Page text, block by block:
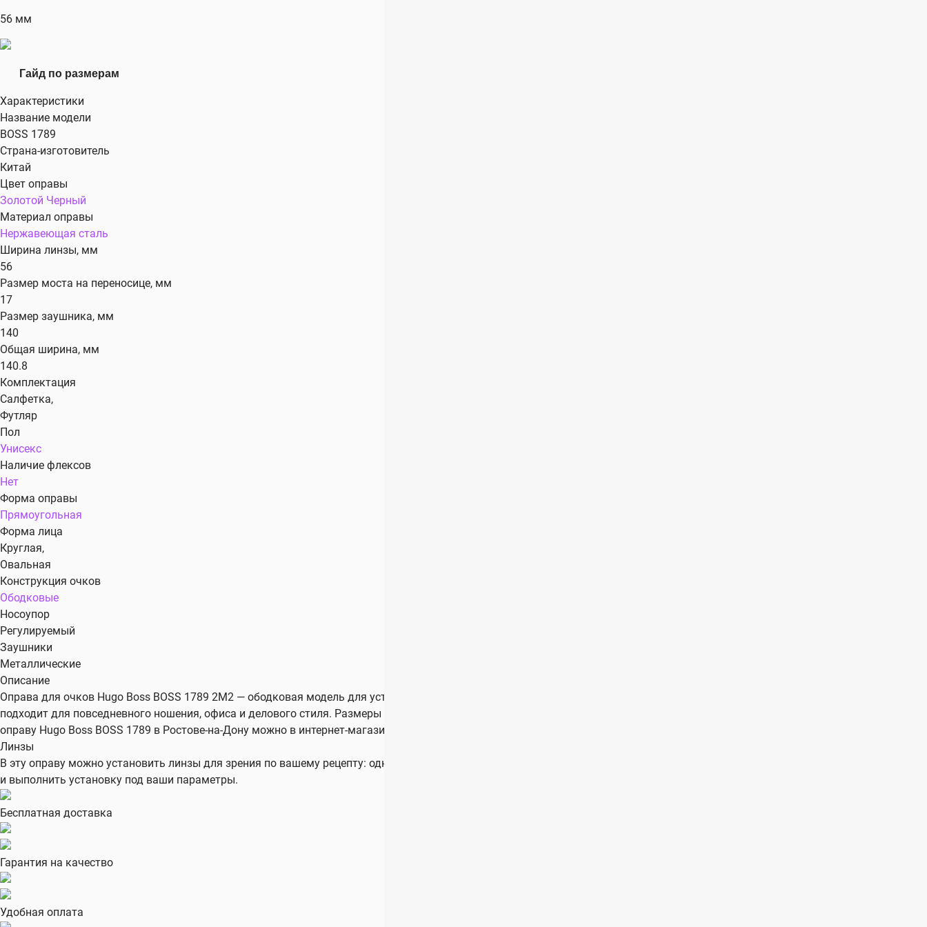
56 мм
Гайд по размерам
Характеристики
Название модели
BOSS 1789
Страна-изготовитель
Китай
Цвет оправы
Золотой Черный
Материал оправы
Нержавеющая сталь
Ширина линзы, мм
56
Размер моста на переносице, мм
17
Размер заушника, мм
140
Общая ширина, мм
140.8
Комплектация
Салфетка,
Футляр
Пол
Унисекс
Наличие флексов
Нет
Форма оправы
Прямоугольная
Форма лица
Круглая,
Овальная
Конструкция очков
Ободковые
Носоупор
Регулируемый
Заушники
Металлические
Описание
Оправа для очков Hugo Boss BOSS 1789 2M2 — ободковая модель для установки линз по рецепту. Оправа унисекс в цвете черный, золотой из материала нержавеющая сталь
подходит для повседневного ношения, офиса и делового стиля. Размеры модели: шириной линзы 56 мм, мостом 17 мм, заушником 140 мм, общей шириной 140.8 мм. Купить
оправу Hugo Boss BOSS 1789 в Ростове-на-Дону можно в интернет-магазине и салонах оптики Оптик Ю.
Линзы
В эту оправу можно установить линзы для зрения по вашему рецепту: однофокальные, офисные или прогрессивные. Специалисты Оптик Ю помогут подобрать линзы, покрытия
и выполнить установку под ваши параметры.
Бесплатная доставка
Гарантия на качество
Удобная оплата